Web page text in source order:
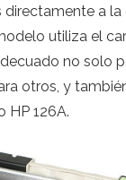
directamente a la
utiliza el
no solo
otros, y
HP 126A.